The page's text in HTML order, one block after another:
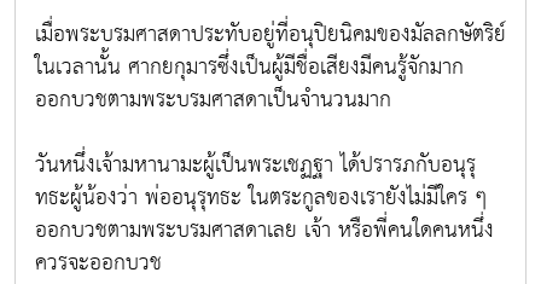
เมื่อพระบรมศาสดาประทับอยู่ที่อนุปิยนิคมของมัลลกษัตริย์
ในเวลานั้น ศากยกุมารซึ่งเป็นผู้มีชื่อเสียงมีคนรู้จักมาก
ออกบวชตามพระบรมศาสดาเป็นจำนวนมาก
วันหนึ่งเจ้ามหานามะผู้เป็นพระเชฏฐา ได้ปรารภกับอนุรุ
ทธะผู้น้องว่า พ่ออนุรุทธะ ในตระกูลของเรายังไม่มีใคร ๆ
ออกบวชตามพระบรมศาสดาเลย เจ้า หรือพี่คนใดคนหนึ่ง
ควรจะออกบวช